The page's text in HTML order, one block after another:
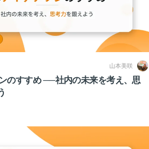
山本美咲
のすすめ ──社内の未来を考え、思